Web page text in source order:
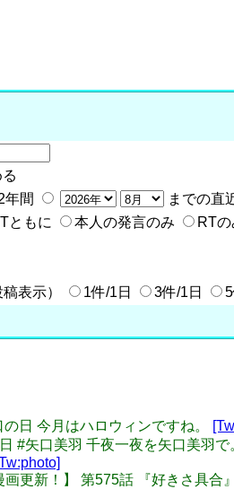
年間
までの直
ともに 本人の発言のみ
RTの
表示） 1件/1日 3件/1日
日 今月はハロウィンですね。
#矢口美羽 千夜一夜を矢口美羽で
更新！】 第575話 『好きさ具